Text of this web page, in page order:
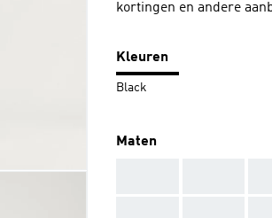
kortingen en andere
Kleuren
Black
Maten